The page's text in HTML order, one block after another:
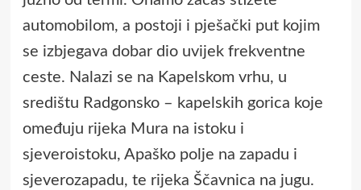
automobilom, a postoji i pješački put kojim
se izbjegava dobar dio uvijek frekventne
ceste. Nalazi se na Kapelskom vrhu, u
središtu Radgonsko – kapelskih gorica koje
omeđuju rijeka Mura na istoku i
sjeveroistoku, Apaško polje na zapadu i
sjeverozapadu, te rijeka Ščavnica na jugu.